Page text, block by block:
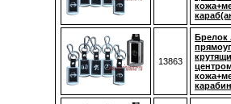
13863
Брелок